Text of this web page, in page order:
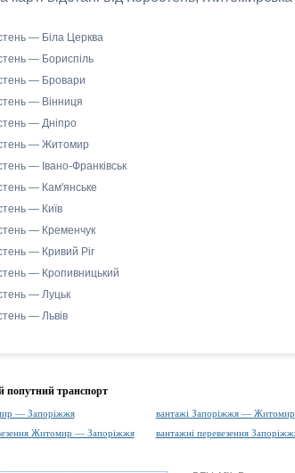
— Біла Церква
— Бориспіль
— Бровари
— Вінниця
— Дніпро
— Житомир
— Івано-Франківськ
— Кам'янське
— Київ
— Кременчук
— Кривий Ріг
— Кропивницький
— Луцьк
— Львів
попутний транспорт
— Запоріжжя вантажі Запоріжжя — Житомир
Житомир — Запоріжжя
вантажні перевезення